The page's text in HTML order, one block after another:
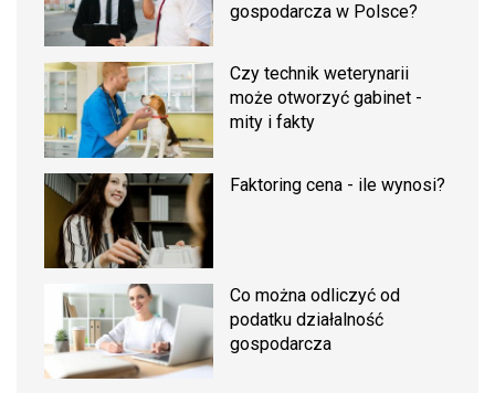
gospodarcza w Polsce?
Czy technik weterynarii
może otworzyć gabinet -
mity i fakty
Faktoring cena - ile wynosi?
Co można odliczyć od
podatku działalność
gospodarcza